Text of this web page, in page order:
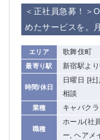
＜正社員急募！＞
めたサービスを。
エリア 歌舞伎町
最寄り駅 新宿駅よ
時間/休日
日曜日 [社
相談
業種 キャバクラ
職種
ホール(社
ー, ヘアメ
蒲田東口
立川（南口）
中野
府中
ひばりヶ丘（北口）
吉祥寺（南口／公
自由が丘
四谷